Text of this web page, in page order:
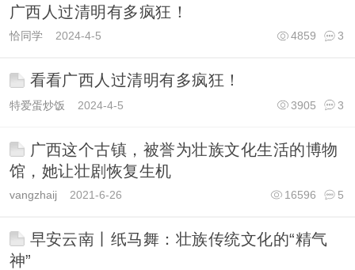
广西人过清明有多疯狂！
恰同学 2024-4-5 3
4859
看看广西人过清明有多疯狂！
特爱蛋炒饭 2024-4-5 3
3905
广西这个古镇，被誉为壮族文化生活的博物
馆，她让壮剧恢复生机
vangzhaij 2021-6-26 5
16596
早安云南丨纸马舞：壮族传统文化的“精气
神”